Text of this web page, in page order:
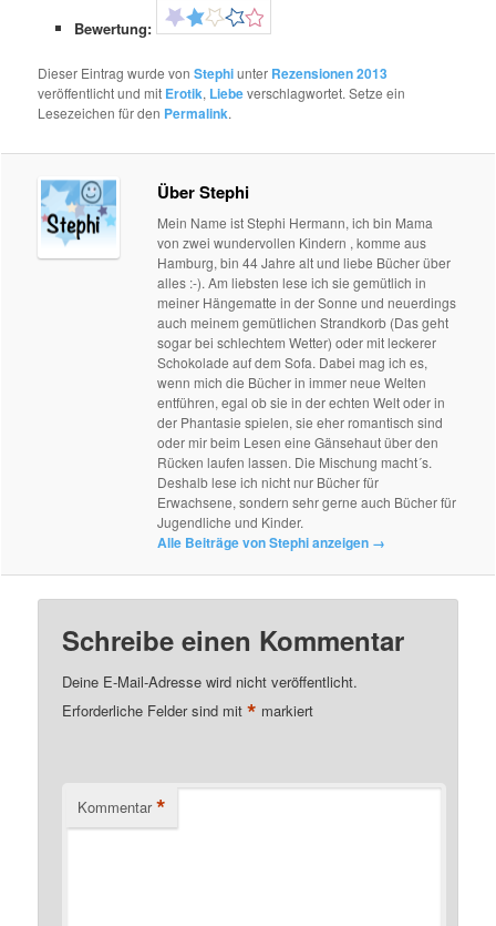
Bewertung:
Dieser Eintrag wurde vonStephiunter Rezensionen 2013
veröffentlicht und mit Erotik, Liebeverschlagwortet. Setze ein
Lesezeichen für den Permalink.
Über Stephi
Mein Name ist Stephi Hermann, ich bin Mama
von zwei wundervollen Kindern , komme aus
Hamburg, bin 44 Jahre alt und liebe Bücher über
alles :-). Am liebsten lese ich sie gemütlich in
meiner Hängematte in der Sonne und neuerdings
auch meinem gemütlichen Strandkorb (Das geht
sogar bei schlechtem Wetter) oder mit leckerer
Schokolade auf dem Sofa. Dabei mag ich es,
wenn mich die Bücher in immer neue Welten
entführen, egal ob sie in der echten Welt oder in
der Phantasie spielen, sie eher romantisch sind
oder mir beim Lesen eine Gänsehaut über den
Rücken laufen lassen. Die Mischung macht´s.
Deshalb lese ich nicht nur Bücher für
Erwachsene, sondern sehr gerne auch Bücher für
Jugendliche und Kinder.
Alle Beiträge von Stephi anzeigen →
Schreibe einen Kommentar
Deine E-Mail-Adresse wird nicht veröffentlicht.
Erforderliche Felder sind mit* markiert
Kommentar *